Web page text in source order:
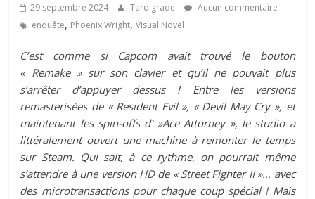
29 septembre 2024 Tardigrade
Aucun commentaire
enquête, Phoenix Wright,Visual Novel
C’est comme si Capcom avait trouvé le bouton
« Remake » sur son clavier et qu’il ne pouvait plus
s’arrêter d’appuyer dessus ! Entre les versions
remasterisées de « Resident Evil », « Devil May Cry », et
maintenant les spin-offs d' »Ace Attorney », le studio a
littéralement ouvert une machine à remonter le temps
sur Steam. Qui sait, à ce rythme, on pourrait même
s’attendre à une version HD de « Street Fighter II »… avec
des microtransactions pour chaque coup spécial ! Mais